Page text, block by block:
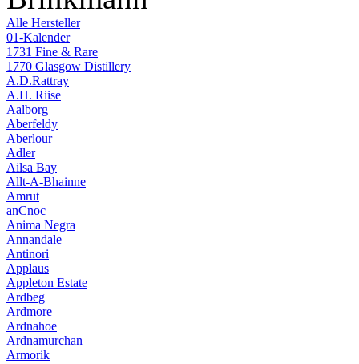
Alle Hersteller
01-Kalender
1731 Fine & Rare
1770 Glasgow Distillery
A.D.Rattray
A.H. Riise
Aalborg
Aberfeldy
Aberlour
Adler
Ailsa Bay
Allt-A-Bhainne
Amrut
anCnoc
Anima Negra
Annandale
Antinori
Applaus
Appleton Estate
Ardbeg
Ardmore
Ardnahoe
Ardnamurchan
Armorik